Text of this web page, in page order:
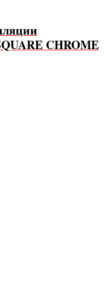
CHROME